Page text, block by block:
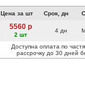
Цена за шт Срок, дн
5560 р
2 шт
4 дн
Доступна оплата по
рассрочку до 30 дней